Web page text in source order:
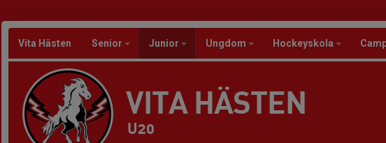
Vita Hästen Senior Junior Ungdom Hockeyskola
VITA HÄSTEN
U20